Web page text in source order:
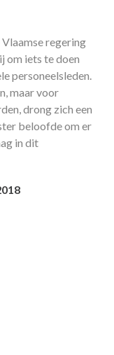
regering
om iets te doen
personeelsleden.
maar voor
drong zich een
beloofde om er
in dit